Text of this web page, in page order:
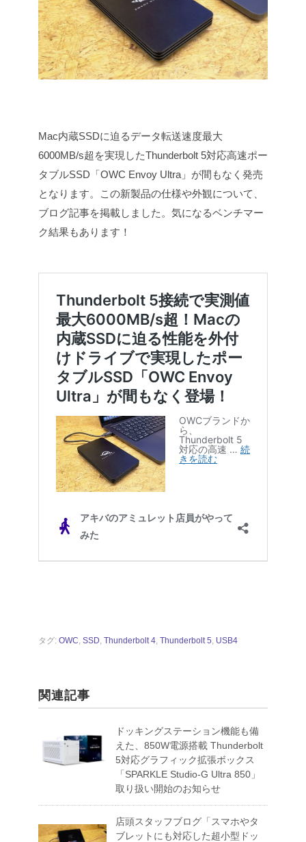
Mac内蔵SSDに迫るデータ転送速度最大
6000MB/s超を実現したThunderbolt 5対応高速ポー
タブルSSD「OWC Envoy Ultra」が間もなく発売
となります。
この新製品の仕様や外観について、
ブログ記事を掲載しました。気になるベンチマー
ク結果もあります！
タグ: OWC, SSD, Thunderbolt 4, Thunderbolt 5, USB4
関連記事
ドッキングステーション機能も備
えた、850W電源搭載 Thunderbolt
5対応グラフィック拡張ボックス
「SPARKLE Studio-G Ultra 850」
取り扱い開始のお知らせ
店頭スタッフブログ「スマホやタ
ブレットにも対応した超小型ドッ